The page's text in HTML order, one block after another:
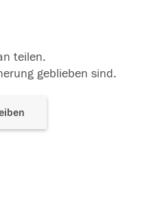
teilen.
geblieben sind.